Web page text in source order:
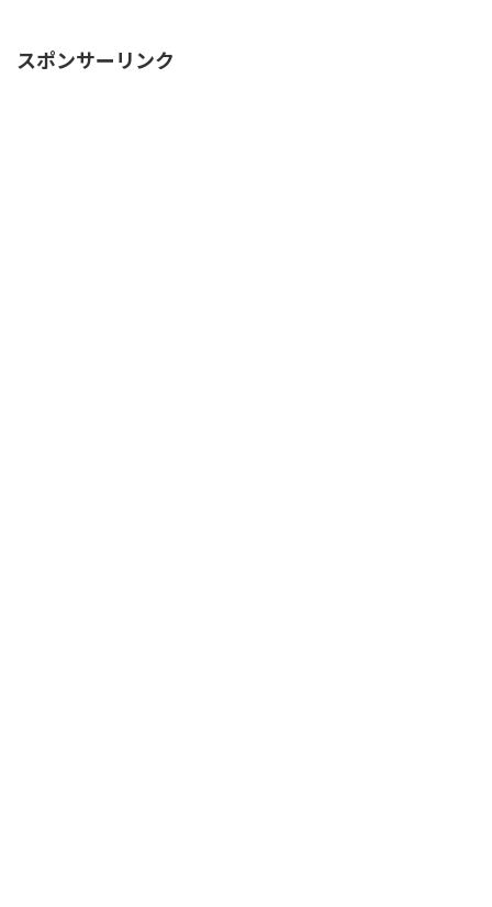
スポンサーリンク